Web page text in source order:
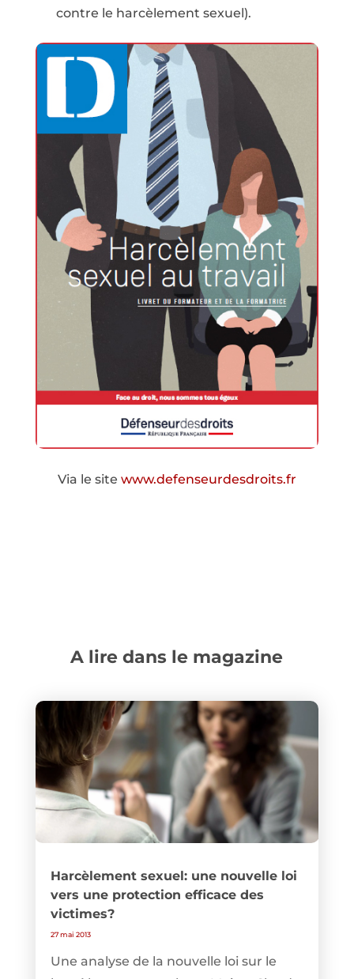
contre le harcèlement sexuel).
Via le site www.defenseurdesdroits.fr
A lire dans le magazine
Harcèlement sexuel: une nouvelle loi
vers une protection efficace des
victimes?
27 mai 2013
Une analyse de la nouvelle loi sur le